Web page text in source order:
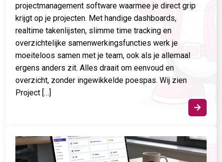
projectmanagement software waarmee je direct grip
krijgt op je projecten. Met handige dashboards,
realtime takenlijsten, slimme time tracking en
overzichtelijke samenwerkingsfuncties werk je
moeiteloos samen met je team, ook als je allemaal
ergens anders zit. Alles draait om eenvoud en
overzicht, zonder ingewikkelde poespas. Wij zien
Project […]
